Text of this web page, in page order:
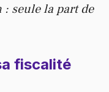
: seule la part de
fiscalité